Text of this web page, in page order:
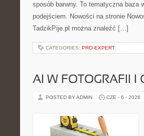
sposób barwny. To tematyczna baza
podejściem. Nowości na stronie
TadzikPije.pl można znaleźć […]
CATEGORIES: PRO-EXPERT
AI W FOTOGRAFII I
POSTED BY ADMIN CZE - 6 - 2026